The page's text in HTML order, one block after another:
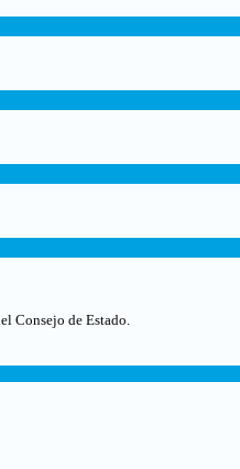
Consejo de Estado.